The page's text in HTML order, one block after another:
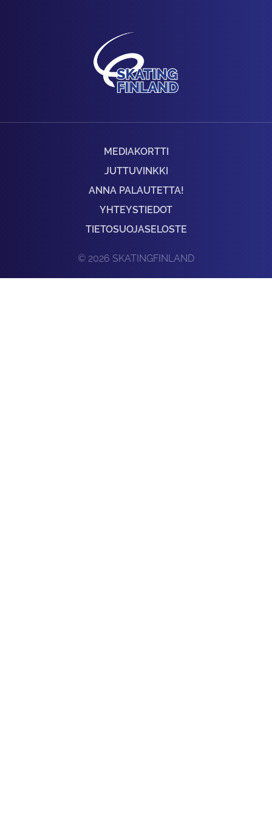
MEDIAKORTTI
JUTTUVINKKI
ANNA PALAUTETTA!
YHTEYSTIEDOT
TIETOSUOJASELOSTE
© 2026 SKATINGFINLAND